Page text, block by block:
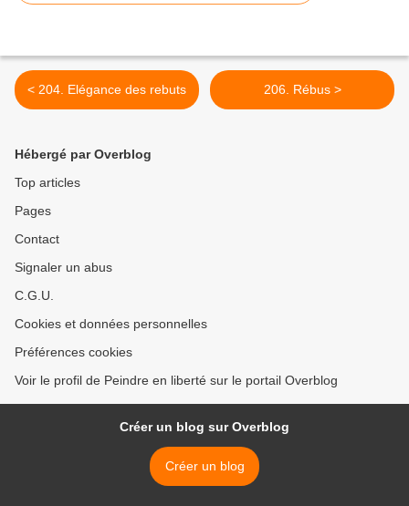
< 204. Elégance des rebuts 206. Rébus >
Hébergé par Overblog
Top articles
Pages
Contact
Signaler un abus
C.G.U.
Cookies et données personnelles
Préférences cookies
Voir le profil de Peindre en liberté sur le portail Overblog
Créer un blog sur Overblog
Créer un blog